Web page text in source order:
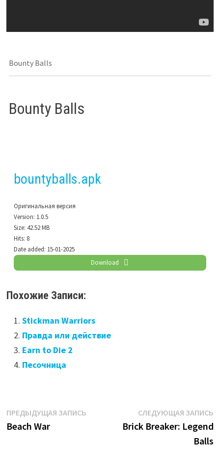
Bounty Balls
Bounty Balls
bountyballs.apk
Оригинальная версия
Version: 1.0.5
Size: 42.52 MB
Hits: 8
Date added: 15-01-2025
Download
Похожие Записи:
Stickman Warriors
Правда или действие
Earn to Die 2
Песочница
Навигация
по
ПРЕДЫДУЩАЯ ЗАПИСЬПредыдущая
Beach War
СЛЕДУЮЩАЯ ЗАПИСЬ
Brick Breaker: Legend
Balls